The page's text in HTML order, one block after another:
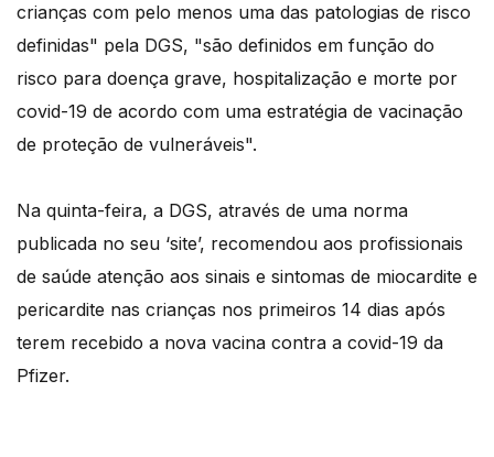
crianças com pelo menos uma das patologias de risco
definidas" pela DGS, "são definidos em função do
risco para doença grave, hospitalização e morte por
covid-19 de acordo com uma estratégia de vacinação
de proteção de vulneráveis".
Na quinta-feira, a DGS, através de uma norma
publicada no seu ‘site’, recomendou aos profissionais
de saúde atenção aos sinais e sintomas de miocardite e
pericardite nas crianças nos primeiros 14 dias após
terem recebido a nova vacina contra a covid-19 da
Pfizer.